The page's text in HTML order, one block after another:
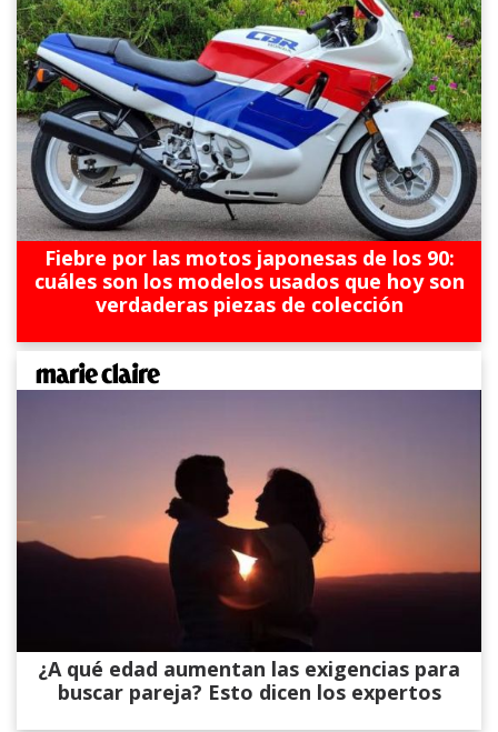
Fiebre por las motos japonesas de los 90:
cuáles son los modelos usados que hoy son
verdaderas piezas de colección
¿A qué edad aumentan las exigencias para
buscar pareja? Esto dicen los expertos